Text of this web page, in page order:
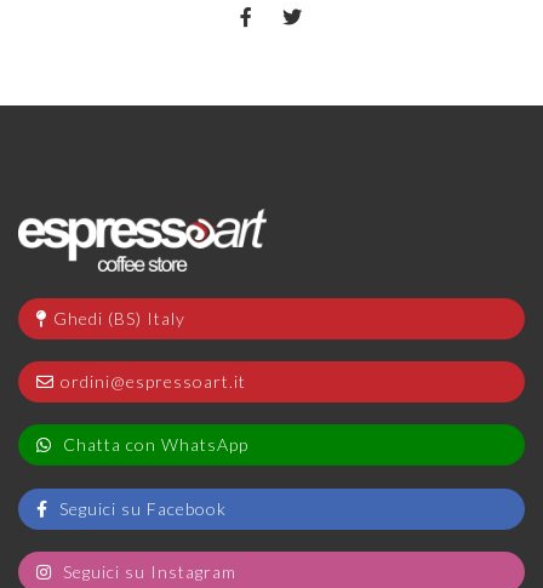
Ghedi (BS) Italy
ordini@espressoart.it
Chatta con WhatsApp
Seguici su Facebook
Seguici su Instagram